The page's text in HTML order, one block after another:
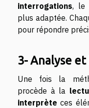
interrogations, le
plus adaptée.
pour répondre
3- Analyse
Une fois la
procède à la
interprète ces